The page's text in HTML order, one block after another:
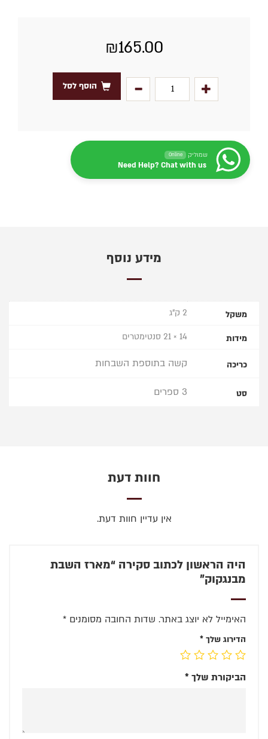
₪165.00
הוסף לסל
שמוליק Online
Need Help? Chat with us
מידע נוסף
משקל 2 ק"ג
מידות 14 × 21 סנטימטרים
כריכה קשה בתוספת השבחות
סט 3 ספרים
חוות דעת
אין עדיין חוות דעת.
היה הראשון לכתוב סקירה “מארז השבת
מבנגקוק”
האימייל לא יוצג באתר. שדות החובה מסומנים *
הדירוג שלך *
הביקורת שלך *